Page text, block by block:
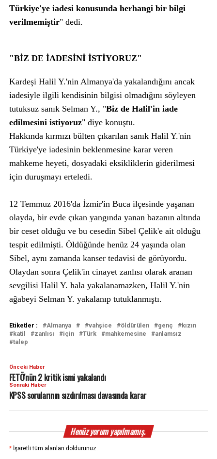
Türkiye'ye iadesi konusunda herhangi bir bilgi
verilmemiştir" dedi.
"BİZ DE İADESİNİ İSTİYORUZ"
Kardeşi Halil Y.'nin Almanya'da yakalandığını ancak
iadesiyle ilgili kendisinin bilgisi olmadığını söyleyen
tutuksuz sanık Selman Y., "Biz de Halil'in iade
edilmesini istiyoruz" diye konuştu.
Hakkında kırmızı bülten çıkarılan sanık Halil Y.'nin
Türkiye'ye iadesinin beklenmesine karar veren
mahkeme heyeti, dosyadaki eksikliklerin giderilmesi
için duruşmayı erteledi.
12 Temmuz 2016'da İzmir'in Buca ilçesinde yaşanan
olayda, bir evde çıkan yangında yanan bazanın altında
bir ceset olduğu ve bu cesedin Sibel Çelik'e ait olduğu
tespit edilmişti. Öldüğünde henüz 24 yaşında olan
Sibel, aynı zamanda kanser tedavisi de görüyordu.
Olaydan sonra Çelik'in cinayet zanlısı olarak aranan
sevgilisi Halil Y. hala yakalanamazken, Halil Y.'nin
ağabeyi Selman Y. yakalanıp tutuklanmıştı.
Etiketler : Almanya vahşice öldürülen genç
kızın
katil
zanlısı için Türk mahkemesine
anlamsız
talep
Önceki Haber
FETÖ'nün 2 kritik ismi yakalandı
Sonraki Haber
KPSS sorularının sızdırılması davasında karar
Henüz yorum yapılmamış.
* İşaretli tüm alanları doldurunuz.